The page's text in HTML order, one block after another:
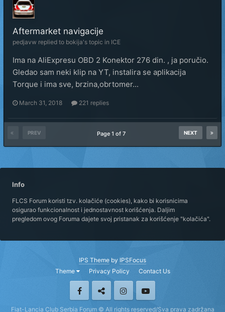
Aftermarket navigacije
pedjavw replied to bokija's topic in ICE
Ima na AliExpresu OBD 2 Konektor 276 din. , ja poručio.
Gledao sam neki klip na YT, instalira se aplikacija
Torque i ima sve, brzina,obrtomer...
March 31, 2018 221 replies
PREV NEXT
Page 1 of 7
Info
FLCS Forum koristi tzv. kolačiće (cookies), kako bi korisnicima
osigurao funkcionalnost i jednostavnost korišćenja. Daljim
pregledom ovog Foruma dajete svoj pristanak za korišćenje "kolačića".
IPS Theme by IPSFocus
Theme
Privacy Policy Contact Us
Fiat-Lancia Club Serbia Forum © All rights reserved/Sva prava zadržana